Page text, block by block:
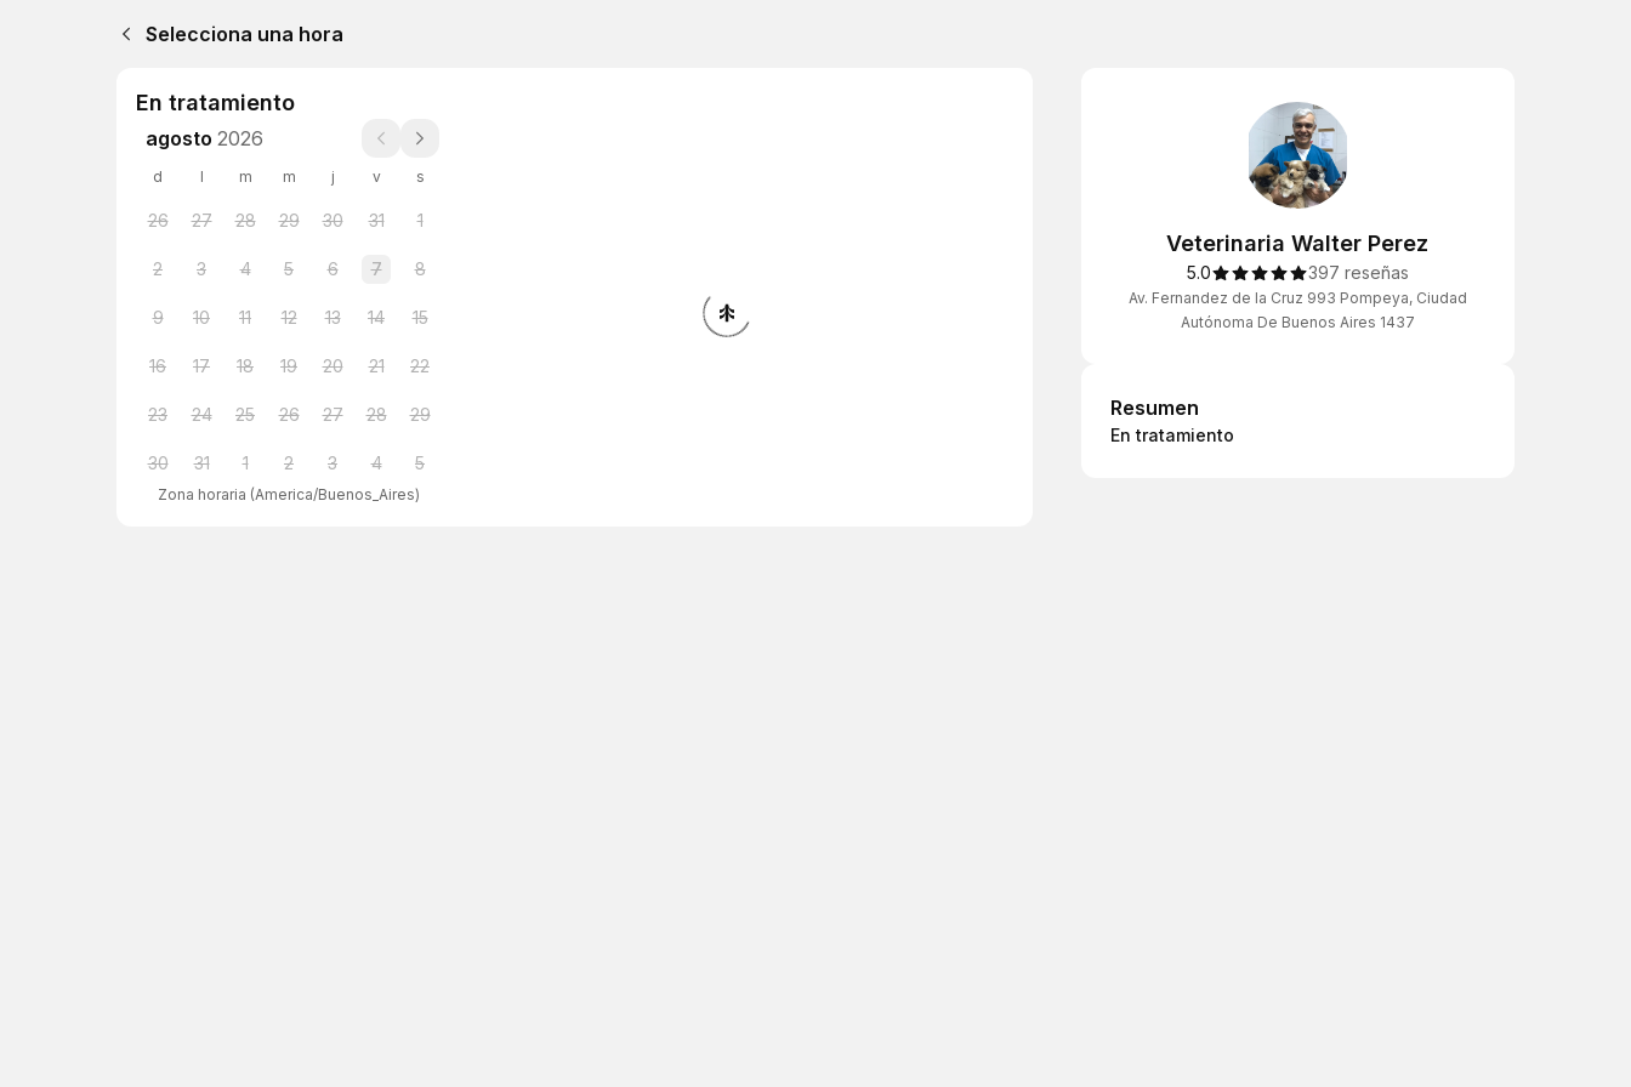
Selecciona una hora
En tratamiento
agosto 2026
d l m m j v s
26 27 28 29 30 31 1
2 3 4 5 6 7 8
9 10 11 12 13 14 15
16 17 18 19 20 21 22
23 24 25 26 27 28 29
30 31 1 2 3 4 5
Zona horaria (America/Buenos_Aires)
Veterinaria Walter Perez
5.0 397 reseñas
Av. Fernandez de la Cruz 993 Pompeya, Ciudad
Autónoma De Buenos Aires 1437
Resumen
Resumen
En tratamiento